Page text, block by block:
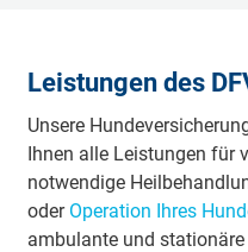
Leistungen des
Unsere
Ihnen alle Leistungen für
notwendige
oder Operation Ihres
ambulante und